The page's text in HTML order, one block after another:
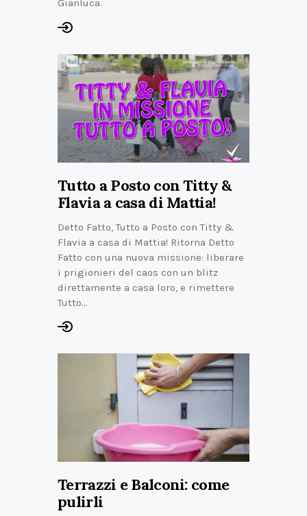
Gianluca.
Tutto a Posto con Titty &
Flavia a casa di Mattia!
Detto Fatto, Tutto a Posto con Titty &
Flavia a casa di Mattia! Ritorna Detto
Fatto con una nuova missione: liberare
i prigionieri del caos con un blitz
direttamente a casa loro, e rimettere
Tutto…
Terrazzi e Balconi: come
pulirli